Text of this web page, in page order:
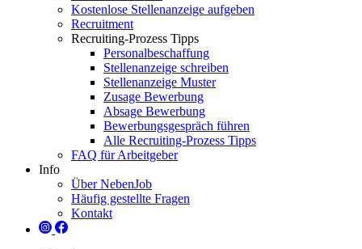
Kostenlose Stellenanzeige aufgeben
Recruitment
Recruiting-Prozess Tipps
Personalbeschaffung
Stellenanzeige schreiben
Stellenanzeige Muster
Zusage Bewerbung
Absage Bewerbung
Bewerbungsgespräch führen
Alle Recruiting-Prozess Tipps
FAQ für Arbeitgeber
Info
Über NebenJob
Häufig gestellte Fragen
Kontakt